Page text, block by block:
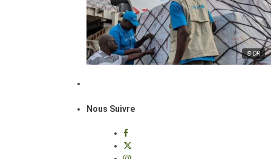
© DR
Nous Suivre